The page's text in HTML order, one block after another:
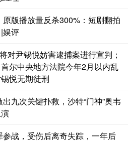
版播放量反杀300%：短剧翻拍
娱评
对尹锡悦妨害逮捕案进行宣判；
尔中央地方法院今年2月以内乱
悦无期徒刑
九次关键扑救，沙特“门神”奥韦
战，受伤后离奇失踪，一年后